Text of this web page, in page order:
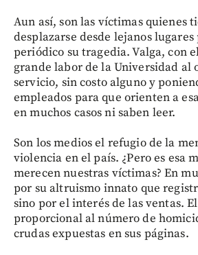
Aun así, son las víctimas quienes
desplazarse desde lejanos
periódico su tragedia. Valga, con
grande labor de la Universidad al
servicio, sin costo alguno y
empleados para que orienten a
en muchos casos ni saben leer.
Son los medios el refugio de la
violencia en el país. ¿Pero es esa
merecen nuestras víctimas? En
por su altruismo innato que
sino por el interés de las ventas.
proporcional al número de
crudas expuestas en sus páginas.